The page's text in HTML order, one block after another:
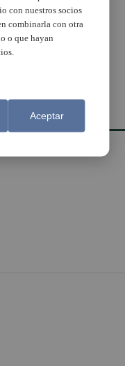
con nuestros socios
combinarla con otra
o que hayan
Aceptar